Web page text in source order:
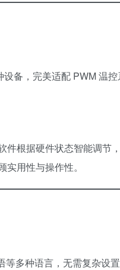
备，完美适配 PWM 温
件根据硬件状态智能调节
用性与操作性。
多种语言，无需复杂设